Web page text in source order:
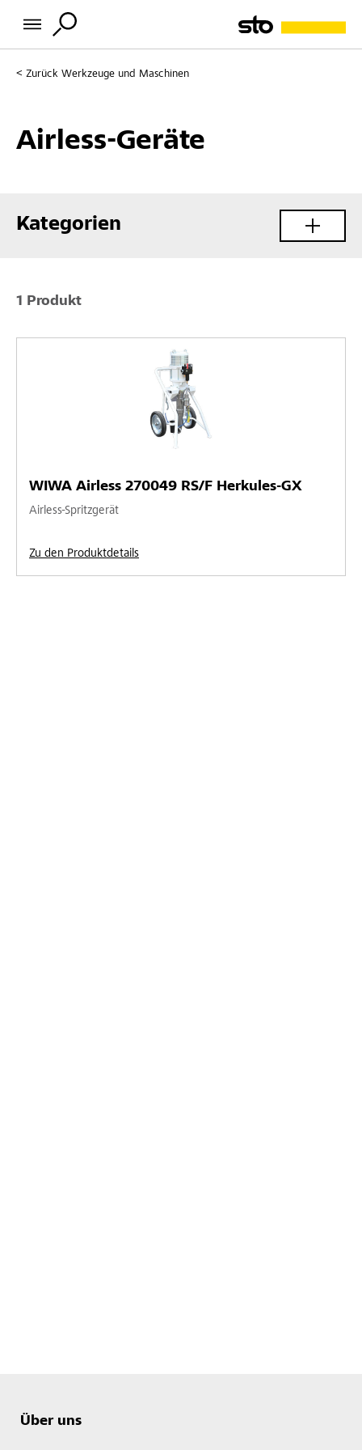
Zurück Werkzeuge und Maschinen
Airless-Geräte
Kategorien
1 Produkt
WIWA Airless 270049 RS/F Herkules-GX
Airless-Spritzgerät
Zu den Produktdetails
Über uns